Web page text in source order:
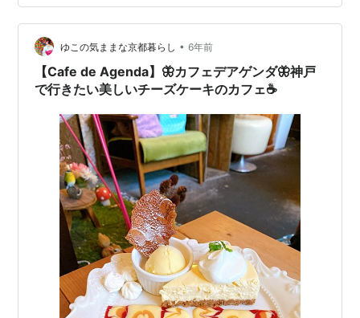
予約制でなくなりましたので、直接お店に伺う形です。
小さなカフェだから、混雑状況によっては入れないかも
知れないです。 今回は２組お客さんがいたの…
ゆこの気ままな京都暮らし • 6年前
【Cafe de Agenda】🦋カフェデアゲンダ🦋神戸
で行きたい美しいチーズケーキのカフェ☕️